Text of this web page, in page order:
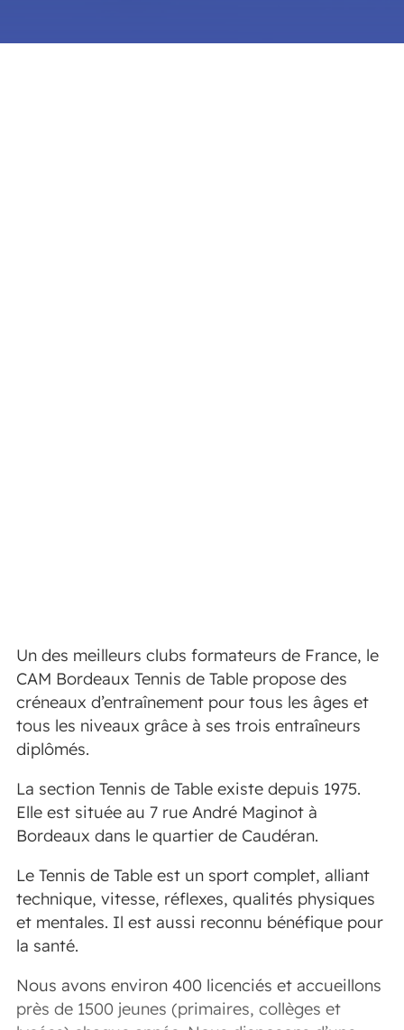
Un des meilleurs clubs formateurs de France, le
CAM Bordeaux Tennis de Table propose des
créneaux d’entraînement pour tous les âges et
tous les niveaux grâce à ses trois entraîneurs
diplômés.
La section Tennis de Table existe depuis 1975.
Elle est située au 7 rue André Maginot à
Bordeaux dans le quartier de Caudéran.
Le Tennis de Table est un sport complet, alliant
technique, vitesse, réflexes, qualités physiques
et mentales. Il est aussi reconnu bénéfique pour
la santé.
Nous avons environ 400 licenciés et accueillons
près de 1500 jeunes (primaires, collèges et